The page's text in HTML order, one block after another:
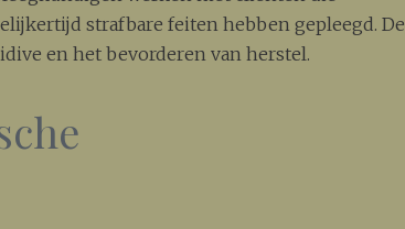
strafbare feiten hebben gepleegd. De
en het bevorderen van herstel.